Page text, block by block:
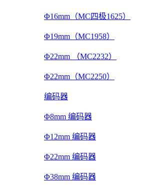
Φ16mm（MC四极1625）
Φ19mm（MC1958）
Φ22mm （MC2232）
Φ22mm（MC2250）
编码器
Φ8mm 编码器
Φ12mm 编码器
Φ22mm 编码器
Φ38mm 编码器